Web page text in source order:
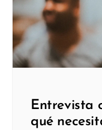
Entrevista
qué